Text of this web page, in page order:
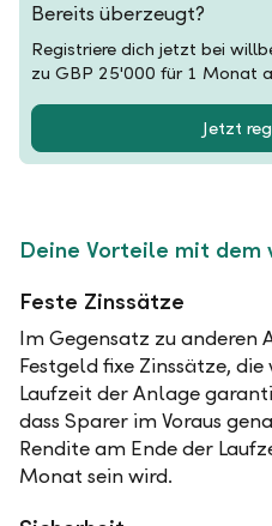
Bereits überzeugt?
Registriere dich jetzt bei
zu GBP 25'000 für 1 Monat
Jetzt
Deine Vorteile mit
Feste Zinssätze
Im Gegensatz zu
Festgeld fixe Zinssätze,
Laufzeit der Anlage
dass Sparer im Voraus
Rendite am Ende der
Monat sein wird.